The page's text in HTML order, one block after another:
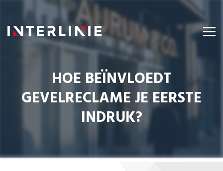
HOE BEÏNVLOEDT
GEVELRECLAME JE EERSTE
INDRUK?